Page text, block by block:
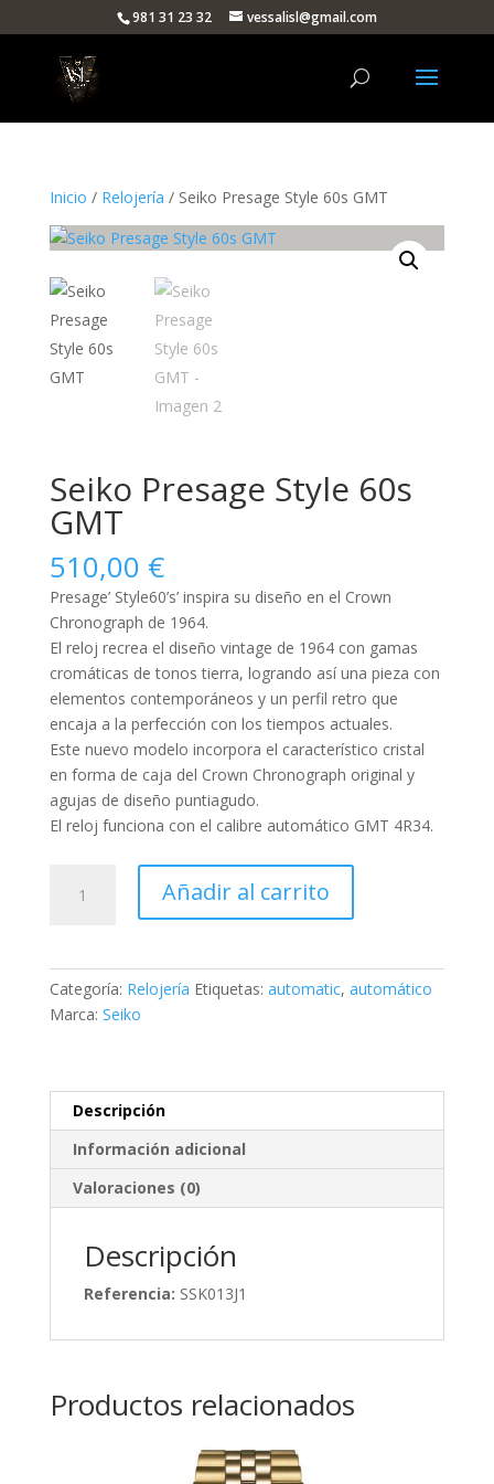
981 31 23 32 vessalisl@gmail.com
Inicio / Relojería / Seiko Presage Style 60s GMT
Seiko Presage Style 60s
GMT
510,00 €
Presage’ Style60’s’ inspira su diseño en el Crown
Chronograph de 1964.
El reloj recrea el diseño vintage de 1964 con gamas
cromáticas de tonos tierra, logrando así una pieza con
elementos contemporáneos y un perfil retro que
encaja a la perfección con los tiempos actuales.
Este nuevo modelo incorpora el característico cristal
en forma de caja del Crown Chronograph original y
agujas de diseño puntiagudo.
El reloj funciona con el calibre automático GMT 4R34.
Presage
cantidad
Añadir al carrito
Categoría: Relojería Etiquetas: automatic, automático
Marca: Seiko
Descripción
Información adicional
Valoraciones (0)
Descripción
Referencia: SSK013J1
Productos relacionados